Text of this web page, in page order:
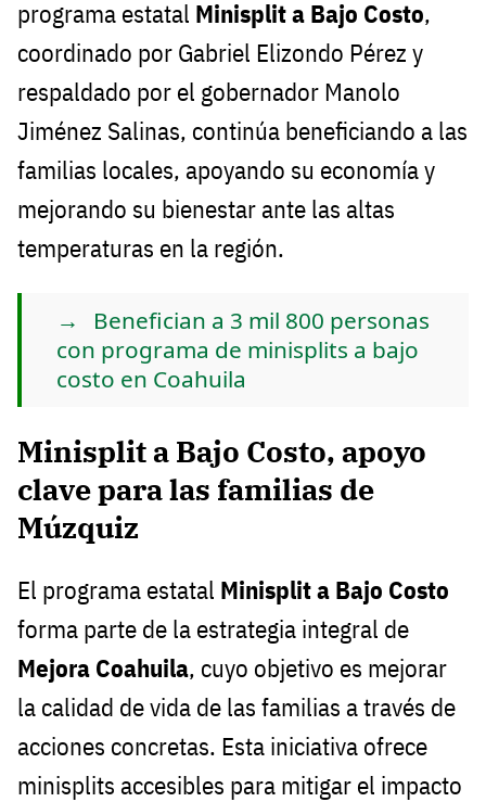
programa estatal Minisplit a Bajo Costo,
coordinado por Gabriel Elizondo Pérez y
respaldado por el gobernador Manolo
Jiménez Salinas, continúa beneficiando a las
familias locales, apoyando su economía y
mejorando su bienestar ante las altas
temperaturas en la región.
Benefician a 3 mil 800 personas
con programa de minisplits a bajo
costo en Coahuila
Minisplit a Bajo Costo, apoyo
clave para las familias de
Múzquiz
El programa estatal Minisplit a Bajo Costo
forma parte de la estrategia integral de
Mejora Coahuila, cuyo objetivo es mejorar
la calidad de vida de las familias a través de
acciones concretas. Esta iniciativa ofrece
minisplits accesibles para mitigar el impacto